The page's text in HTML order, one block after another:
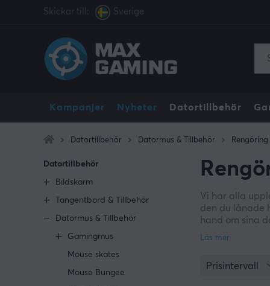
Skickar till: Sverige
Kampanjer Nyheter Datortillbehör
Datortillbehör Datormus & Tillbehör Rengöring
Datortillbehör
Bildskärm
Tangentbord & Tillbehör
Datormus & Tillbehör
Gamingmus
Mouse skates
Mouse Bungee
Vi har alla
den du lånade
hand om sina
precis lika
En mycket
Prisintervall